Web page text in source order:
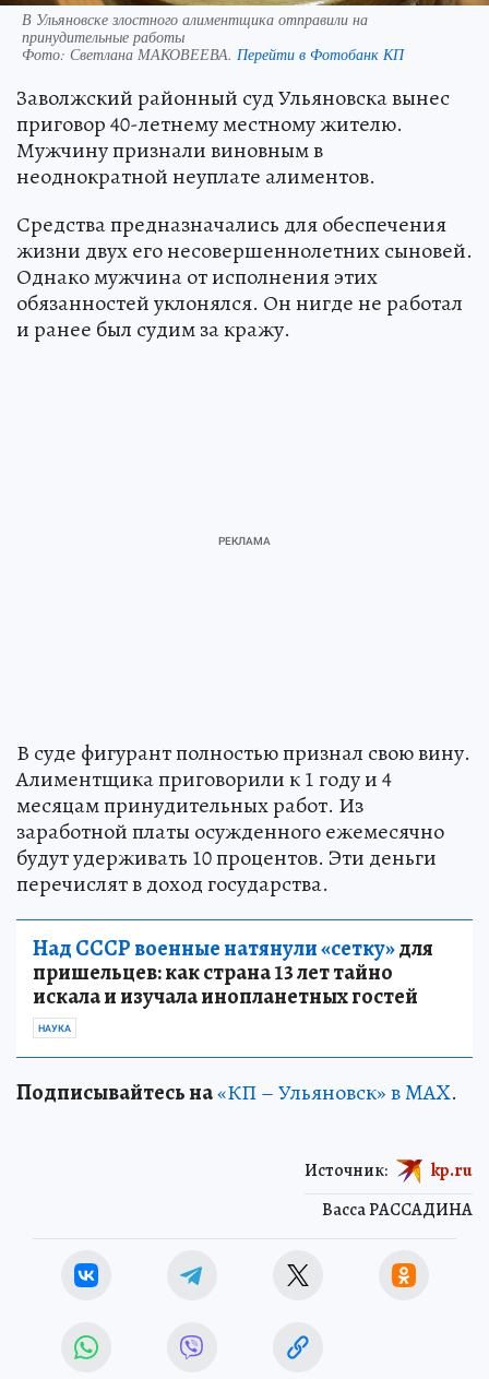
В Ульяновске злостного алиментщика отправили на
принудительные работы
Фото: Светлана МАКОВЕЕВА. Перейти в Фотобанк КП
Заволжский районный суд Ульяновска вынес
приговор 40-летнему местному жителю.
Мужчину признали виновным в
неоднократной неуплате алиментов.
Средства предназначались для обеспечения
жизни двух его несовершеннолетних сыновей.
Однако мужчина от исполнения этих
обязанностей уклонялся. Он нигде не работал
и ранее был судим за кражу.
В суде фигурант полностью признал свою вину.
Алиментщика приговорили к 1 году и 4
месяцам принудительных работ. Из
заработной платы осужденного ежемесячно
будут удерживать 10 процентов. Эти деньги
перечислят в доход государства.
Над СССР военные натянули «сетку»для
пришельцев: как страна 13 лет тайно
искала и изучала инопланетных гостей
НАУКА
Подписывайтесь на«КП – Ульяновск» в MAX.
Васса РАССАДИНА
Источник: kp.ru